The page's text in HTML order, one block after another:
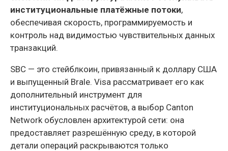
институциональные платёжные потоки,
обеспечивая скорость, программируемость и
контроль над видимостью чувствительных данных
транзакций.
SBC — это стейблкоин, привязанный к доллару США
и выпущенный Brale. Visa рассматривает его как
дополнительный инструмент для
институциональных расчётов, а выбор Canton
Network обусловлен архитектурой сети: она
предоставляет разрешённую среду, в которой
детали операций раскрываются только